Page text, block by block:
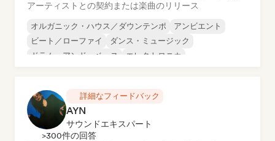
アーティストとの契約または楽曲のリリース
オルガニック・ハウス／ダウンテンポ
アンビエント
ビート／ローファイ
ダンス・ミュージック
ドラム・アンド・ベース
エレクトロニカ
詳細なフィードバック
AYN
サウンドエキスパート
>300件の回答